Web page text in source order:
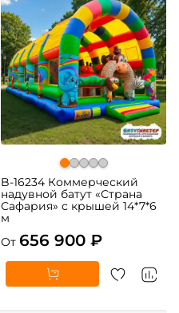
B-16234 Коммерческий
надувной батут «Страна
Сафария» с крышей 14*7*6
м
От 656 900 ₽